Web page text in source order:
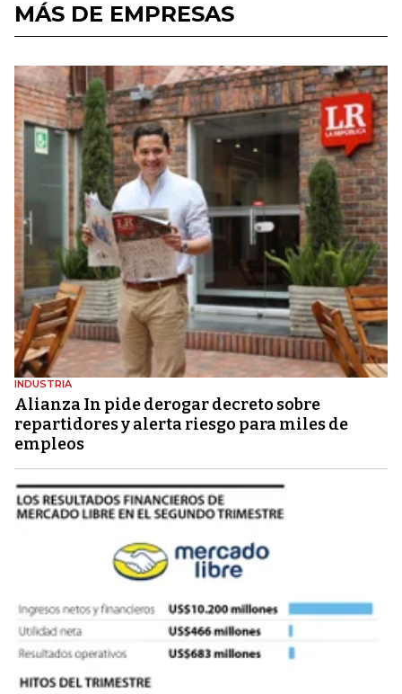
MÁS DE EMPRESAS
INDUSTRIA
Alianza In pide derogar decreto sobre
repartidores y alerta riesgo para miles de
empleos